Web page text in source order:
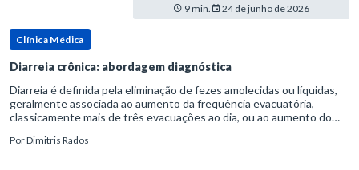
9 min. 24 de junho de 2026
Clínica Médica
Diarreia crônica: abordagem diagnóstica
Diarreia é definida pela eliminação de fezes amolecidas ou líquidas,
geralmente associada ao aumento da frequência evacuatória,
classicamente mais de três evacuações ao dia, ou ao aumento do
PorDimitris Rados